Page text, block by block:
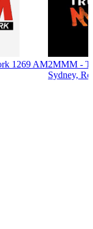
1269 AM2MMM -
Sydney,